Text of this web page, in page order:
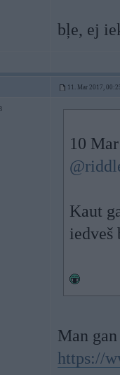
bļe, ej
11. Mar 2017,
10
Kaut
Man
https://